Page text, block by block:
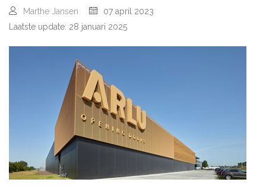
Marthe Jansen
07 april 2023
Laatste update: 28 januari 2025